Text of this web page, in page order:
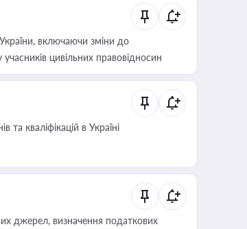
включаючи зміни до
цивільних правовідносин
та кваліфікацій в Україні
джерел, визначення податкових